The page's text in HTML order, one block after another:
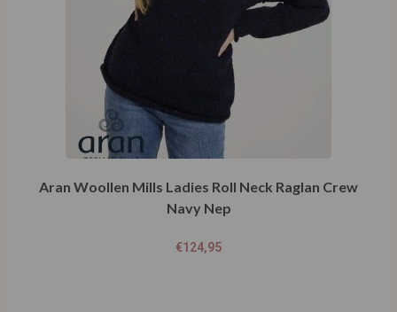
Aran Woollen Mills Ladies Roll Neck Raglan Crew
Navy Nep
€124,95